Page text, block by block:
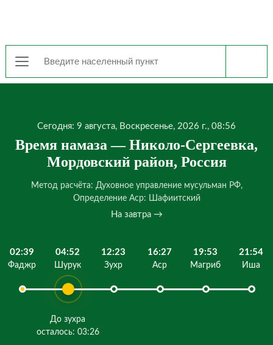
Сегодня: 9 августа, Воскресенье, 2026 г., 08:56
Время намаза — Николо-Сергеевка,
Мордовский район, Россия
Метод расчёта: Духовное управление мусульман РФ,
Определение Аср: Шафиитский
На завтра →
02:39
Фаджр
04:52
Шурук
До зухра
осталось: 03:26
12:23
Зухр
16:27
Аср
19:53
Магриб
21:54
Иша